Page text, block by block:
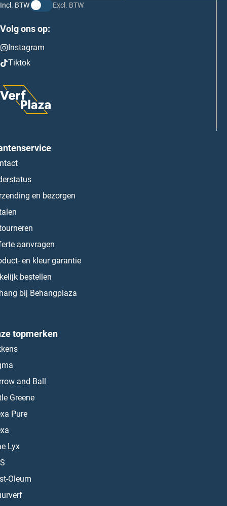
Incl. BTW Excl. BTW
Volg ons op:
Instagram
Tiktok
en bezorgen
aanvragen
en kleur garantie
bestellen
bij Behangplaza
topmerken
and Ball
Greene
Pure
Lyx
Oleum